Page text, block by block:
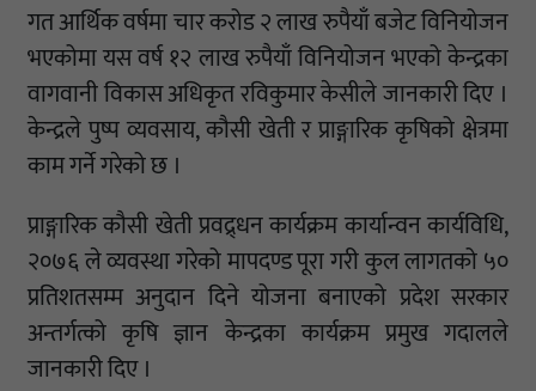
गत आर्थिक वर्षमा चार करोड २ लाख रुपैयाँ बजेट विनियोजन
भएकोमा यस वर्ष १२ लाख रुपैयाँ विनियोजन भएको केन्द्रका
वागवानी विकास अधिकृत रविकुमार केसीले जानकारी दिए ।
केन्द्रले पुष्प व्यवसाय, कौसी खेती र प्राङ्गारिक कृषिको क्षेत्रमा
काम गर्ने गरेको छ ।
प्राङ्गारिक कौसी खेती प्रवद्र्धन कार्यक्रम कार्यान्वन कार्यविधि,
२०७६ ले व्यवस्था गरेको मापदण्ड पूरा गरी कुल लागतको ५०
प्रतिशतसम्म अनुदान दिने योजना बनाएको प्रदेश सरकार
अन्तर्गत्को कृषि ज्ञान केन्द्रका कार्यक्रम प्रमुख गदालले
जानकारी दिए ।